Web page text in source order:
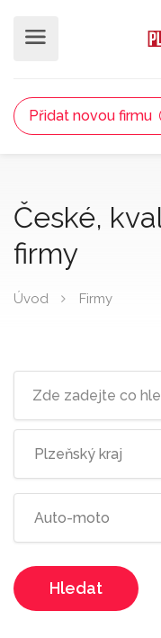
Přidat novou firmu
České,
firmy
Úvod Firmy
Hledat